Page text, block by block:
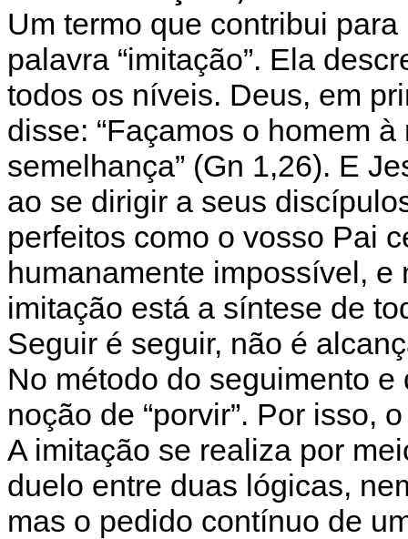
Um termo que contribui
palavra “imitação”. Ela
todos os níveis. Deus, em
disse: “Façamos o homem
semelhança” (Gn 1,26). E
ao se dirigir a seus
perfeitos como o vosso Pai
humanamente impossível,
imitação está a síntese de
Seguir é seguir, não é
No método do seguimento
noção de “porvir”. Por isso,
A imitação se realiza por
duelo entre duas lógicas,
mas o pedido contínuo de